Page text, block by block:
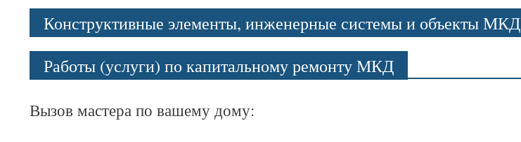
Конструктивные элементы, инженерные системы и объекты МКД
Работы (услуги) по капитальному ремонту МКД
Вызов мастера по вашему дому: